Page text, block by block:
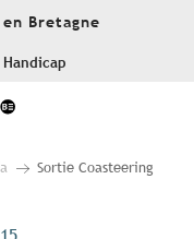
Bretagne
Handicap
Sortie Coasteering